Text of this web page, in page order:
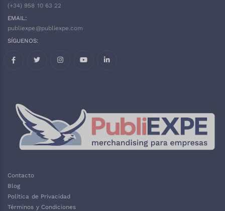
(+34) 958 10 63 22
EMAIL:
publiexpe@publiexpe.com
SÍGUENOS:
Contacto
Blog
Política de Privacidad
Términos y Condiciones